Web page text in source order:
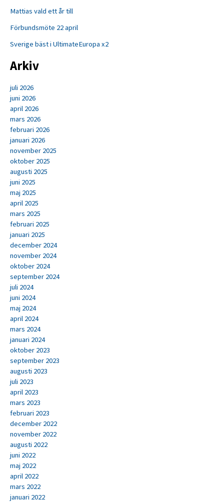
Mattias vald ett år till
Förbundsmöte 22 april
Sverige bäst i UltimateEuropa x2
Arkiv
juli 2026
juni 2026
april 2026
mars 2026
februari 2026
januari 2026
november 2025
oktober 2025
augusti 2025
juni 2025
maj 2025
april 2025
mars 2025
februari 2025
januari 2025
december 2024
november 2024
oktober 2024
september 2024
juli 2024
juni 2024
maj 2024
april 2024
mars 2024
januari 2024
oktober 2023
september 2023
augusti 2023
juli 2023
april 2023
mars 2023
februari 2023
december 2022
november 2022
augusti 2022
juni 2022
maj 2022
april 2022
mars 2022
januari 2022